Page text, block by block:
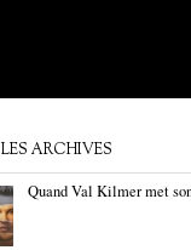
ARCHIVES
Quand Val Kilmer met